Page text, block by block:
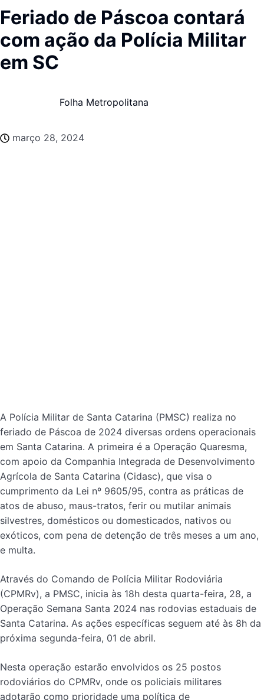
Feriado de Páscoa contará
com ação da Polícia Militar
em SC
Folha Metropolitana
março 28, 2024
A Polícia Militar de Santa Catarina (PMSC) realiza no
feriado de Páscoa de 2024 diversas ordens operacionais
em Santa Catarina. A primeira é a Operação Quaresma,
com apoio da Companhia Integrada de Desenvolvimento
Agrícola de Santa Catarina (Cidasc), que visa o
cumprimento da Lei nº 9605/95, contra as práticas de
atos de abuso, maus-tratos, ferir ou mutilar animais
silvestres, domésticos ou domesticados, nativos ou
exóticos, com pena de detenção de três meses a um ano,
e multa.
Através do Comando de Polícia Militar Rodoviária
(CPMRv), a PMSC, inicia às 18h desta quarta-feira, 28, a
Operação Semana Santa 2024 nas rodovias estaduais de
Santa Catarina. As ações específicas seguem até às 8h da
próxima segunda-feira, 01 de abril.
Nesta operação estarão envolvidos os 25 postos
rodoviários do CPMRv, onde os policiais militares
adotarão como prioridade uma política de